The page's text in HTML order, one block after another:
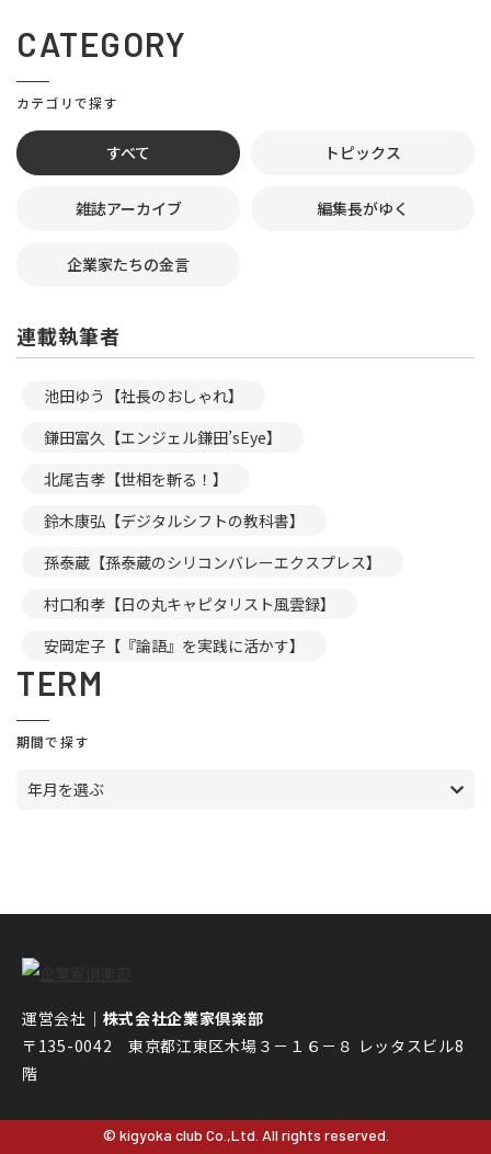
CATEGORY
カテゴリで探す
すべて トピックス
雑誌アーカイブ 編集長がゆく
企業家たちの金言
連載執筆者
池田ゆう【社長のおしゃれ】
鎌田富久【エンジェル鎌田’sEye】
北尾吉孝【世相を斬る！】
鈴木康弘【デジタルシフトの教科書】
孫泰蔵【孫泰蔵のシリコンバレーエクスプレス】
村口和孝【日の丸キャピタリスト風雲録】
安岡定子【『論語』を実践に活かす】
TERM
期間で探す
年月を選ぶ
運営会社｜ 株式会社企業家倶楽部
〒135-0042 東京都江東区木場３－１６－８ レッタスビル8
階
© kigyoka club Co.,Ltd. All rights reserved.